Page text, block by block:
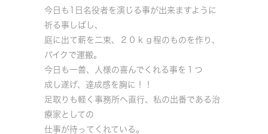
今日も1日名役者を演じる事が出来ますように
祈る事しばし、
庭に出て薪を二束、２０ｋｇ程のものを作り、
バイクで運搬。
今日も一善、人様の喜んでくれる事を１つ
成し遂げ、達成感を胸に！！
足取りも軽く事務所へ直行、私の出番である治
療家としての
仕事が待ってくれている。